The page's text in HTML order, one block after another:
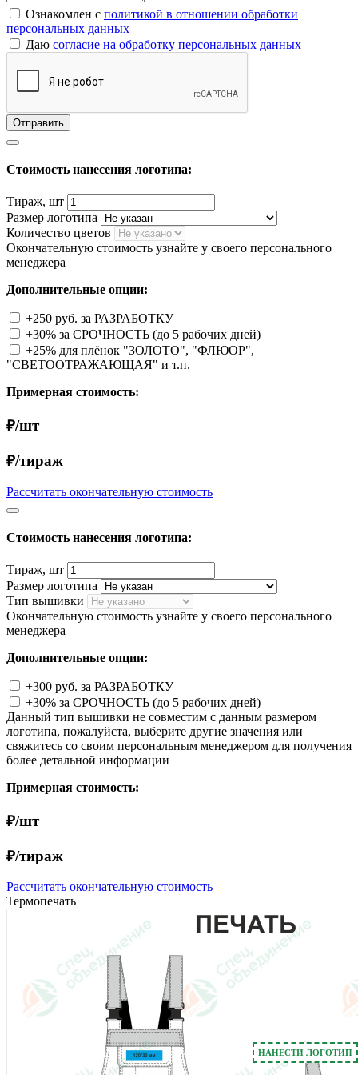
НАНЕСТИ ЛОГОТИП
Ознакомлен с политикой в отношении обработки
персональных данных
Даю согласие на обработку персональных данных
Стоимость нанесения логотипа:
Тираж, шт
Размер логотипа
Количество цветов
Окончательную стоимость узнайте у своего персонального
менеджера
Дополнительные опции:
+250 руб. за РАЗРАБОТКУ
+30% за СРОЧНОСТЬ (до 5 рабочих дней)
+25% для плёнок "ЗОЛОТО", "ФЛЮОР",
"СВЕТООТРАЖАЮЩАЯ" и т.п.
Примерная стоимость:
₽/шт
₽/тираж
Рассчитать окончательную стоимость
Стоимость нанесения логотипа:
Тираж, шт
Размер логотипа
Тип вышивки
Окончательную стоимость узнайте у своего персонального
менеджера
Дополнительные опции:
+300 руб. за РАЗРАБОТКУ
+30% за СРОЧНОСТЬ (до 5 рабочих дней)
Данный тип вышивки не совместим с данным размером
логотипа, пожалуйста, выберите другие значения или
свяжитесь со своим персональным менеджером для получения
более детальной информации
Примерная стоимость:
₽/шт
₽/тираж
Рассчитать окончательную стоимость
Термопечать